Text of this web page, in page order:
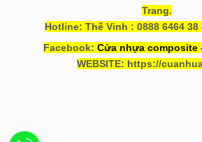
Trang.
Hotline: Thế Vinh : 0888 6464 38
Facebook: Cửa nhựa composite
WEBSITE: https://